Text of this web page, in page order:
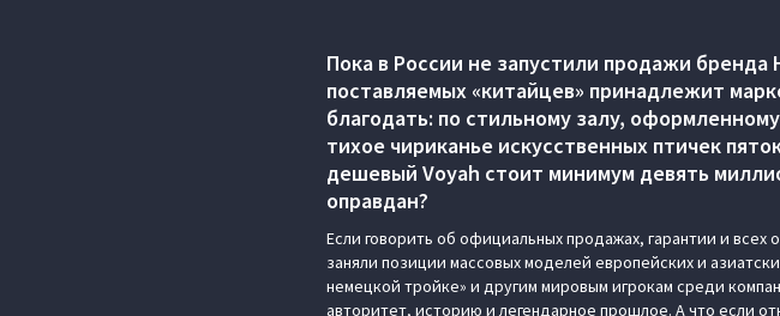
Пока в России не запустили продажи
поставляемых «китайцев» принадлежит
благодать: по стильному залу,
тихое чириканье искусственных птичек
дешевый Voyah стоит минимум девять
оправдан?
Если говорить об официальных продажах, гарантии и
заняли позиции массовых моделей европейских и
немецкой тройке» и другим мировым игрокам среди
авторитет, историю и легендарное прошлое. А что если